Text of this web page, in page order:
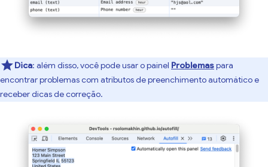
Dica: além disso, você pode usar o painel Problemaspara
encontrar problemas com atributos de preenchimento automático e
receber dicas de correção.